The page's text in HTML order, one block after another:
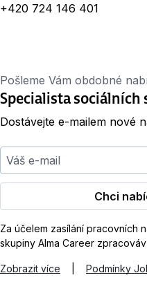
+420 724 146 401
Pošleme Vám obdobné
Specialista
Dostávejte e-mailem nové
Váš e-mail
Chci
Za účelem zasílání pracovních
skupiny Alma Career
Zobrazit více Podmínky